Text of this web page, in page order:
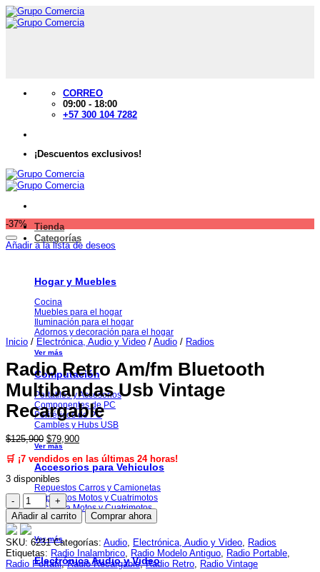
Saltar
al
contenido
CORREO
09:00 - 18:00
+57 300 104 7282
¡Descuentos exclusivos!
Tienda
Categorías
Hogar y Muebles
Cocina
Muebles para el hogar
Iluminación para el hogar
Adornos y decoración para el hogar
Ver más
Computación
Portátiles y Accesorios
Componentes de PC
Periféricos de PC
Cambles y Hubs USB
Ver más
Accesorios para Vehiculos
Repuestos Carros y Camionetas
Repuestos Motos y Cuatrimotos
Acc. para Motos y Cuatrimotos
Tuning
Ver más
Electrónica Audio y Video
-37%
Añadir a la lista de deseos
Inicio / Electrónica, Audio y Video / Audio / Radios
Radio Retro Am/fm Bluetooth
Multibandas Usb Vintage
Recargable
$125,900 El
precio
original
era:
$125,900.
$79,900El
actual
es:
🛒 ¡7 vendidos en las últimas 24 horas!
3 disponibles
Radio
Retro
Am/fm
Bluetooth
Multibandas
Usb
Vintage
Añadir al carrito Comprar ahora
SKU: 6231 Categorías: Audio Electrónica, Audio y Video
Radios
Etiquetas: Radio Inalambrico Radio Modelo Antiguo Radio Portable
Radio Portatil,Radio Recargable,Radio Retro
Radio Vintage